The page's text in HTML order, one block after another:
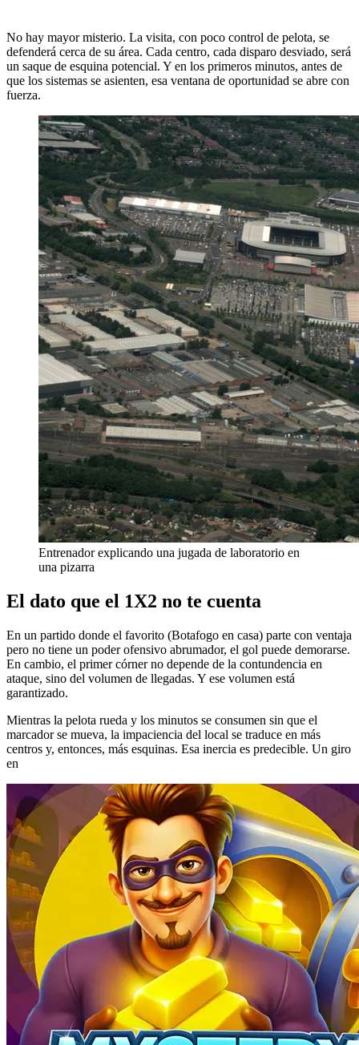
No hay mayor misterio. La visita, con poco control de pelota, se
defenderá cerca de su área. Cada centro, cada disparo desviado, será
un saque de esquina potencial. Y en los primeros minutos, antes de
que los sistemas se asienten, esa ventana de oportunidad se abre con
fuerza.
Entrenador explicando una jugada de laboratorio en
una pizarra
El dato que el 1X2 no te cuenta
En un partido donde el favorito (Botafogo en casa) parte con ventaja
pero no tiene un poder ofensivo abrumador, el gol puede demorarse.
En cambio, el primer córner no depende de la contundencia en
ataque, sino del volumen de llegadas. Y ese volumen está
garantizado.
Mientras la pelota rueda y los minutos se consumen sin que el
marcador se mueva, la impaciencia del local se traduce en más
centros y, entonces, más esquinas. Esa inercia es predecible. Un giro
en